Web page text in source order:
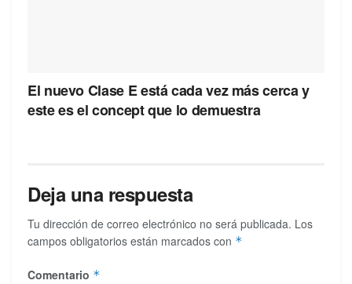
El nuevo Clase E está cada vez más cerca y
este es el concept que lo demuestra
Deja una respuesta
Tu dirección de correo electrónico no será publicada. Los
campos obligatorios están marcados con *
Comentario *